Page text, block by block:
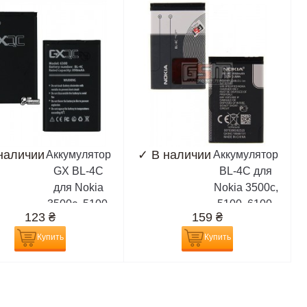
Аккумулятор
GX BL-4C
для Nokia
3500c, 5100,
6100, 6101,
6102, 6103,
6125, 6131,
123₴
Купить
✓ В наличии Аккумулятор
BL-4C для
Nokia 3500c,
5100, 6100,
6101, 6102,
6103, 6125,
6131, 6133,
159₴
Купить